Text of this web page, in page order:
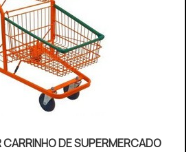
DE SUPERMERCADO